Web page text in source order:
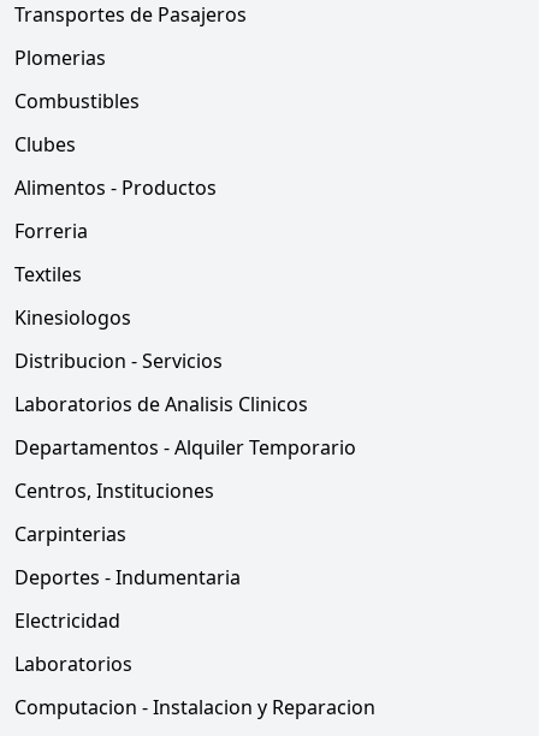
Transportes de Pasajeros
Plomerias
Combustibles
Clubes
Alimentos - Productos
Forreria
Textiles
Kinesiologos
Distribucion - Servicios
Laboratorios de Analisis Clinicos
Departamentos - Alquiler Temporario
Centros, Instituciones
Carpinterias
Deportes - Indumentaria
Electricidad
Laboratorios
Computacion - Instalacion y Reparacion